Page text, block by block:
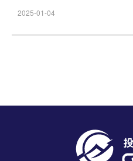
點與常見問題，並說明除權息
避免錯過領取股利的時機，讓
2025-01-04